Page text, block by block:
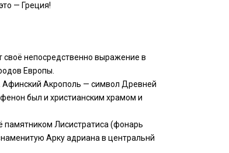
— Греция!
непосредственно выражение в
Европы.
Афинский Акрополь — символ Древней
был и христианским храмом и
Лисистратиса (фонарь
Арку адриана в центральнй